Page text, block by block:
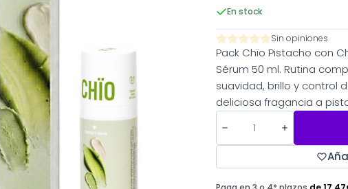
En stock
Sin opiniones
Pack Chïo Pistacho con
Sérum 50 ml. Rutina
suavidad, brillo y control
deliciosa fragancia a